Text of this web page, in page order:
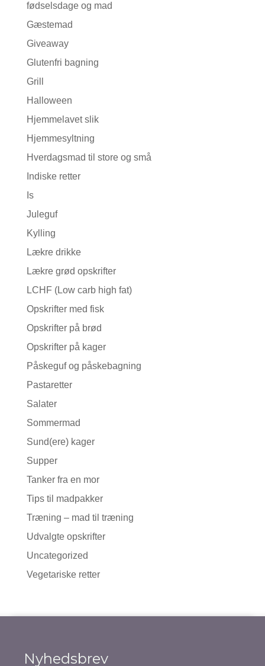
fødselsdage og mad
Gæstemad
Giveaway
Glutenfri bagning
Grill
Halloween
Hjemmelavet slik
Hjemmesyltning
Hverdagsmad til store og små
Indiske retter
Is
Juleguf
Kylling
Lækre drikke
Lækre grød opskrifter
LCHF (Low carb high fat)
Opskrifter med fisk
Opskrifter på brød
Opskrifter på kager
Påskeguf og påskebagning
Pastaretter
Salater
Sommermad
Sund(ere) kager
Supper
Tanker fra en mor
Tips til madpakker
Træning – mad til træning
Udvalgte opskrifter
Uncategorized
Vegetariske retter
Nyhedsbrev